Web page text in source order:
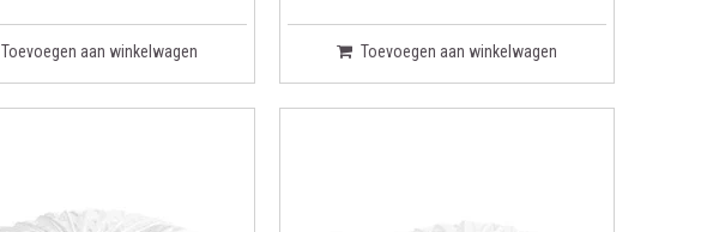
Toevoegen aan winkelwagen Toevoegen aan winkelwagen